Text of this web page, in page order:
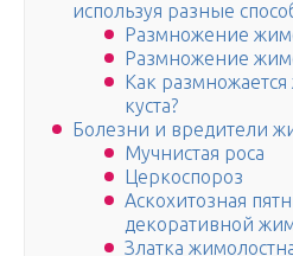
используя разные
Размножение
Размножение
Как
куста?
Болезни и вредители
Мучнистая роса
Церкоспороз
Аскохитозная
декоративной
Златка